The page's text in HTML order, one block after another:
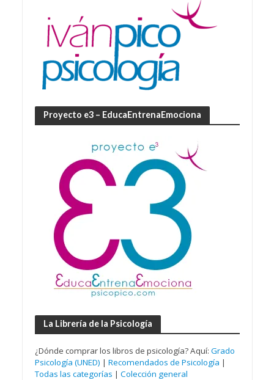
Proyecto e3 – EducaEntrenaEmociona
La Librería de la Psicología
¿Dónde comprar los libros de psicología? Aquí: Grado
Psicología (UNED) | Recomendados de Psicología |
Todas las categorías | Colección general